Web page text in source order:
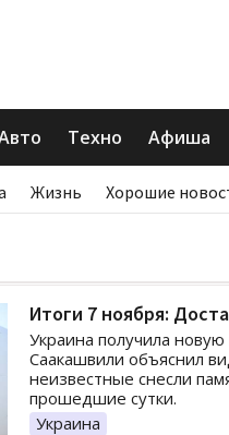
Техно Афиша
Жизнь Хорошие
Итоги 7 ноября:
Украина получила
Саакашвили объяснил
неизвестные снесли
прошедшие сутки.
Украина